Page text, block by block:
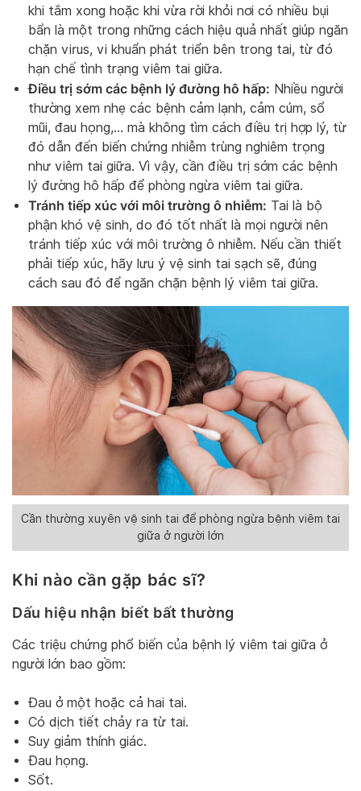
khi tắm xong hoặc khi vừa rời khỏi nơi có nhiều bụi
bẩn là một trong những cách hiệu quả nhất giúp ngăn
chặn virus, vi khuẩn phát triển bên trong tai, từ đó
hạn chế tình trạng viêm tai giữa.
Điều trị sớm các bệnh lý đường hô hấp: Nhiều người
thường xem nhẹ các bệnh cảm lạnh, cảm cúm, sổ
mũi, đau họng,… mà không tìm cách điều trị hợp lý, từ
đó dẫn đến biến chứng nhiễm trùng nghiêm trọng
như viêm tai giữa. Vì vậy, cần điều trị sớm các bệnh
lý đường hô hấp để phòng ngừa viêm tai giữa.
Tránh tiếp xúc với môi trường ô nhiễm: Tai là bộ
phận khó vệ sinh, do đó tốt nhất là mọi người nên
tránh tiếp xúc với môi trường ô nhiễm. Nếu cần thiết
phải tiếp xúc, hãy lưu ý vệ sinh tai sạch sẽ, đúng
cách sau đó để ngăn chặn bệnh lý viêm tai giữa.
Cần thường xuyên vệ sinh tai để phòng ngừa bệnh viêm tai
giữa ở người lớn
Khi nào cần gặp bác sĩ?
Dấu hiệu nhận biết bất thường
Các triệu chứng phổ biến của bệnh lý viêm tai giữa ở
người lớn bao gồm:
Đau ở một hoặc cả hai tai.
Có dịch tiết chảy ra từ tai.
Suy giảm thính giác.
Đau họng.
Sốt.